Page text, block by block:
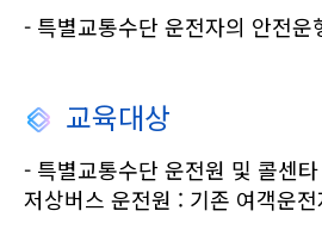
- 특별교통수단 운전자의 안전운
교육대상
- 특별교통수단 운전원 및 콜센
저상버스 운전원 : 기존 여객운